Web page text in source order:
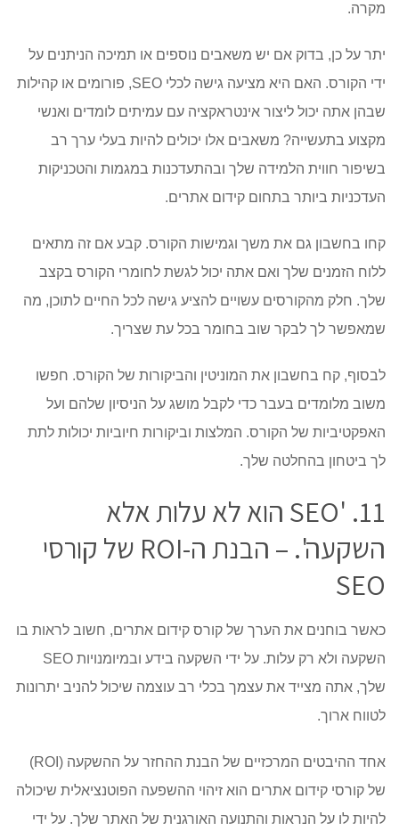
מקרה.
יתר על כן, בדוק אם יש משאבים נוספים או תמיכה הניתנים על
ידי הקורס. האם היא מציעה גישה לכלי SEO, פורומים או קהילות
שבהן אתה יכול ליצור אינטראקציה עם עמיתים לומדים ואנשי
מקצוע בתעשייה? משאבים אלו יכולים להיות בעלי ערך רב
בשיפור חווית הלמידה שלך ובהתעדכנות במגמות והטכניקות
העדכניות ביותר בתחום קידום אתרים.
קחו בחשבון גם את משך וגמישות הקורס. קבע אם זה מתאים
ללוח הזמנים שלך ואם אתה יכול לגשת לחומרי הקורס בקצב
שלך. חלק מהקורסים עשויים להציע גישה לכל החיים לתוכן, מה
שמאפשר לך לבקר שוב בחומר בכל עת שצריך.
לבסוף, קח בחשבון את המוניטין והביקורות של הקורס. חפשו
משוב מלומדים בעבר כדי לקבל מושג על הניסיון שלהם ועל
האפקטיביות של הקורס. המלצות וביקורות חיוביות יכולות לתת
לך ביטחון בהחלטה שלך.
11. 'SEO הוא לא עלות אלא
השקעה'. – הבנת ה-ROI של קורסי
SEO
כאשר בוחנים את הערך של קורס קידום אתרים, חשוב לראות בו
השקעה ולא רק עלות. על ידי השקעה בידע ובמיומנויות SEO
שלך, אתה מצייד את עצמך בכלי רב עוצמה שיכול להניב יתרונות
לטווח ארוך.
אחד ההיבטים המרכזיים של הבנת ההחזר על ההשקעה (ROI)
של קורסי קידום אתרים הוא זיהוי ההשפעה הפוטנציאלית שיכולה
להיות לו על הנראות והתנועה האורגנית של האתר שלך. על ידי